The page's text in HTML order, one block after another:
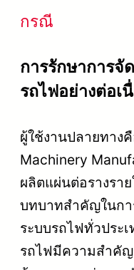
กรณี
การรักษาการจั
รถไฟอย่างต่อเ
ผู้ใช้งานปลายทาง
Machinery
ผลิตแผ่นต่อรางร
บทบาทสำคัญในกา
ระบบรถไฟทั่วประ
รถไฟมีความสำคัญ